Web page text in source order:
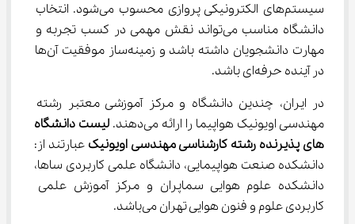
سیستم‌های الکترونیکی پروازی محسوب می‌شود. انتخاب
دانشگاه مناسب می‌تواند نقش مهمی در کسب تجربه و
مهارت دانشجویان داشته باشد و زمینه‌ساز موفقیت آن‌ها
در آینده حرفه‌ای باشد.
در ایران، چندین دانشگاه و مرکز آموزشی معتبر رشته
مهندسی اویونیک هواپیما را ارائه می‌دهند.
لیست دانشگاه
های پذیرنده رشته کارشناسی مهندسی اویونیک عبارتند از:
دانشکده صنعت هواپیمایی، دانشگاه علمی کاربردی ساها،
کاربردی علوم و فنون هوایی تهران می‌باشد.